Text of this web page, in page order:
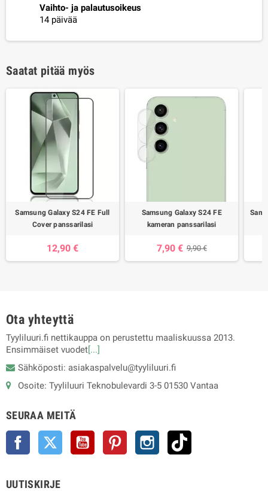
Vaihto- ja palautusoikeus
14 päivää
Saatat pitää myös
Samsung Galaxy S24 FE Full
Cover panssarilasi
12,90 €
Samsung Galaxy S24 FE
kameran panssarilasi
7,90 € 9,90 €
Ota yhteyttä
Tyyliluuri.fi nettikauppa on perustettu maaliskuussa 2013.
Ensimmäiset vuodet[...]
Sähköposti: asiakaspalvelu@tyyliluuri.fi
Osoite: Tyyliluuri Teknobulevardi 3-5 01530 Vantaa
SEURAA MEITÄ
Facebook Twitter YouTube Pinterest Instagram
UUTISKIRJE